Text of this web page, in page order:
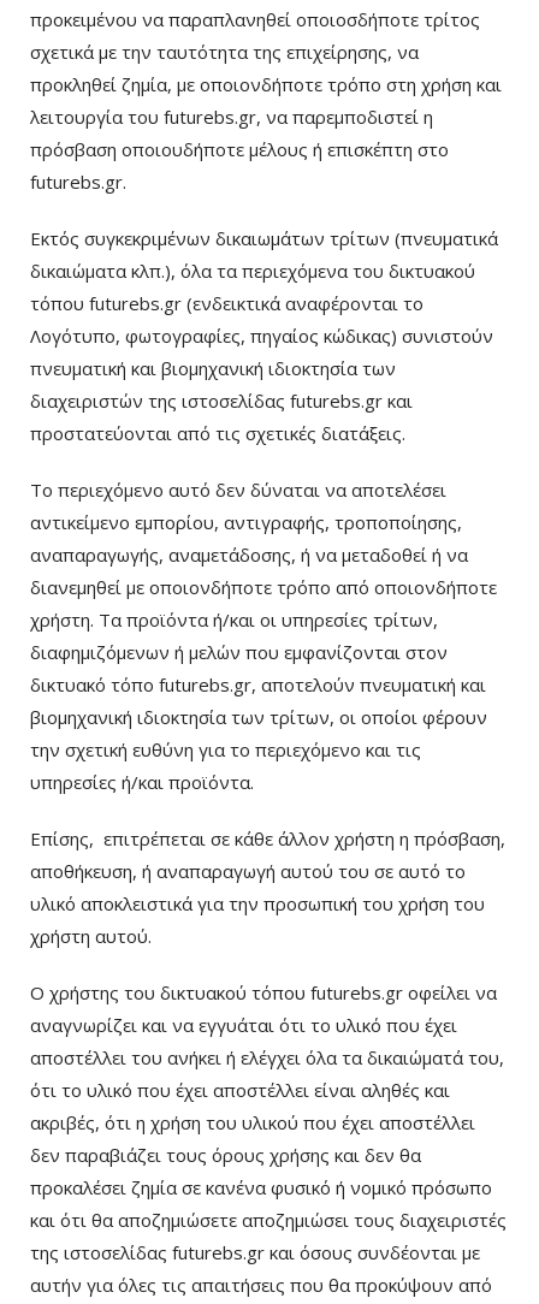
προκειμένου να παραπλανηθεί οποιοσδήποτε τρίτος
σχετικά με την ταυτότητα της επιχείρησης, να
προκληθεί ζημία, με οποιονδήποτε τρόπο στη χρήση και
λειτουργία του futurebs.gr, να παρεμποδιστεί η
πρόσβαση οποιουδήποτε μέλους ή επισκέπτη στο
futurebs.gr.
Εκτός συγκεκριμένων δικαιωμάτων τρίτων (πνευματικά
δικαιώματα κλπ.), όλα τα περιεχόμενα του δικτυακού
τόπου futurebs.gr (ενδεικτικά αναφέρονται το
Λογότυπο, φωτογραφίες, πηγαίος κώδικας) συνιστούν
πνευματική και βιομηχανική ιδιοκτησία των
διαχειριστών της ιστοσελίδας futurebs.gr και
προστατεύονται από τις σχετικές διατάξεις.
Το περιεχόμενο αυτό δεν δύναται να αποτελέσει
αντικείμενο εμπορίου, αντιγραφής, τροποποίησης,
αναπαραγωγής, αναμετάδοσης, ή να μεταδοθεί ή να
διανεμηθεί με οποιονδήποτε τρόπο από οποιονδήποτε
χρήστη. Τα προϊόντα ή/και οι υπηρεσίες τρίτων,
διαφημιζόμενων ή μελών που εμφανίζονται στον
δικτυακό τόπο futurebs.gr, αποτελούν πνευματική και
βιομηχανική ιδιοκτησία των τρίτων, οι οποίοι φέρουν
την σχετική ευθύνη για το περιεχόμενο και τις
υπηρεσίες ή/και προϊόντα.
Επίσης, επιτρέπεται σε κάθε άλλον χρήστη η πρόσβαση,
αποθήκευση, ή αναπαραγωγή αυτού του σε αυτό το
υλικό αποκλειστικά για την προσωπική του χρήση του
χρήστη αυτού.
Ο χρήστης του δικτυακού τόπου futurebs.gr οφείλει να
αναγνωρίζει και να εγγυάται ότι το υλικό που έχει
αποστέλλει του ανήκει ή ελέγχει όλα τα δικαιώματά του,
ότι το υλικό που έχει αποστέλλει είναι αληθές και
ακριβές, ότι η χρήση του υλικού που έχει αποστέλλει
δεν παραβιάζει τους όρους χρήσης και δεν θα
προκαλέσει ζημία σε κανένα φυσικό ή νομικό πρόσωπο
και ότι θα αποζημιώσετε αποζημιώσει τους διαχειριστές
της ιστοσελίδας futurebs.gr και όσους συνδέονται με
αυτήν για όλες τις απαιτήσεις που θα προκύψουν από